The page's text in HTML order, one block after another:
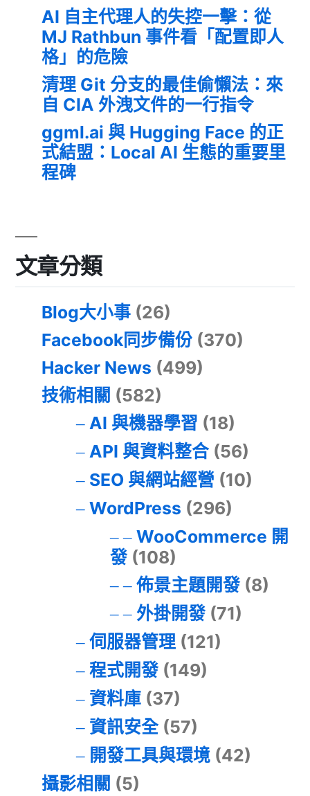
AI 自主代理人的失控一擊：從
MJ Rathbun 事件看「配置即人
格」的危險
清理 Git 分支的最佳偷懶法：來
自 CIA 外洩文件的一行指令
ggml.ai 與 Hugging Face 的正
式結盟：Local AI 生態的重要里
程碑
文章分類
Blog大小事 (26)
Facebook同步備份 (370)
Hacker News (499)
技術相關 (582)
AI 與機器學習 (18)
API 與資料整合(56)
SEO 與網站經營 (10)
WordPress (296)
WooCommerce 開
發(108)
佈景主題開發(8)
外掛開發(71)
伺服器管理(121)
程式開發(149)
資料庫(37)
資訊安全(57)
開發工具與環境(42)
攝影相關 (5)